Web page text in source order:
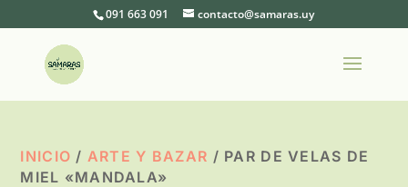
091 663 091 contacto@samaras.uy
INICIO / ARTE Y BAZAR / PAR DE VELAS DE
MIEL «MANDALA»